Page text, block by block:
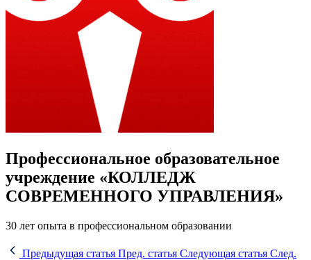
Профессиональное образовательное
учреждение «КОЛЛЕДЖ
СОВРЕМЕННОГО УПРАВЛЕНИЯ»
30 лет опыта в профессиональном образовании
Предыдущая статья Пред. статья Следующая статья След.